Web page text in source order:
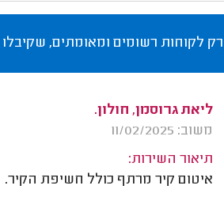
רק לקוחות רשומים ומאומתים,
ליאת גרוסמן, חולון.
משוב: 11/02/2025
תיאור השירות:
איטום קיר מרתף כולל חשיפת הקיר.